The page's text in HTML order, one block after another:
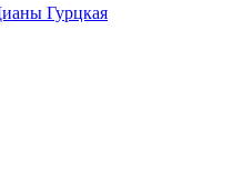
Гурцкая